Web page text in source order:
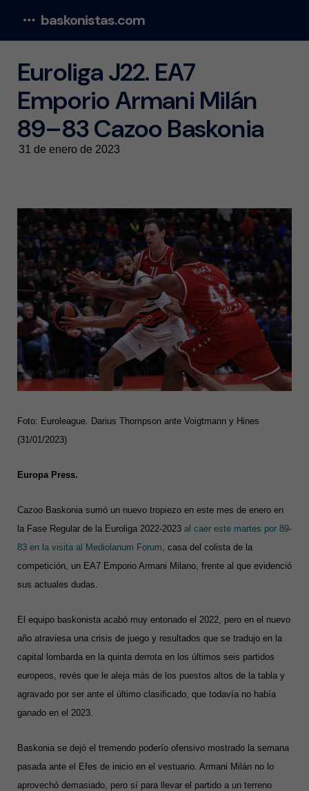
baskonistas.com
Euroliga J22. EA7
Emporio Armani Milán
89–83 Cazoo Baskonia
31 de enero de 2023
Foto: Euroleague. Darius Thompson ante Voigtmann y Hines
(31/01/2023)
Europa Press.
Cazoo Baskonia sumó un nuevo tropiezo en este mes de enero en
la Fase Regular de la Euroliga 2022-2023 al caer este martes por 89-
83 en la visita al Mediolanum Forum , casa del colista de la
competición, un EA7 Emporio Armani Milano, frente al que evidenció
sus actuales dudas.
El equipo baskonista acabó muy entonado el 2022, pero en el nuevo
año atraviesa una crisis de juego y resultados que se tradujo en la
capital lombarda en la quinta derrota en los últimos seis partidos
europeos, revés que le aleja más de los puestos altos de la tabla y
agravado por ser ante el último clasificado, que todavía no había
ganado en el 2023.
Baskonia se dejó el tremendo poderío ofensivo mostrado la semana
pasada ante el Efes de inicio en el vestuario. Armani Milán no lo
aprovechó demasiado, pero sí para llevar el partido a un terreno